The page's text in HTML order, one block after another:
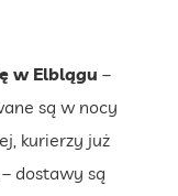
w Elblągu –
są w nocy
kurierzy już
dostawy są